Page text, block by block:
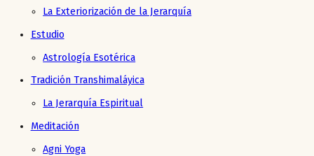
La Exteriorización de la Jerarquía
Estudio
Astrología Esotérica
Tradición Transhimaláyica
La Jerarquía Espiritual
Meditación
Agni Yoga